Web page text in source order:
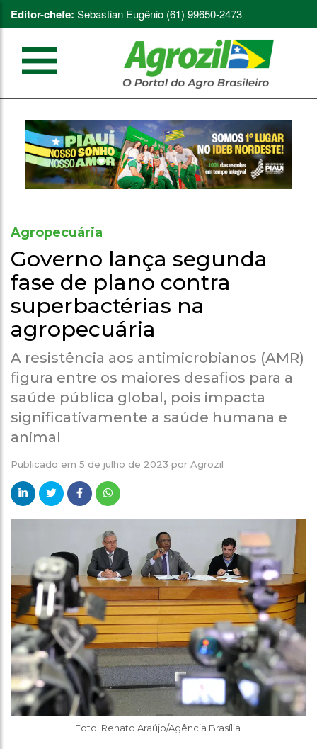
Editor-chefe: Sebastian Eugênio (61) 99650-2473
Agropecuária
Governo lança segunda
fase de plano contra
superbactérias na
agropecuária
A resistência aos antimicrobianos (AMR)
figura entre os maiores desafios para a
saúde pública global, pois impacta
significativamente a saúde humana e
animal
Publicado em 5 de julho de 2023 por Agrozil
Foto: Renato Araújo/Agência Brasília.